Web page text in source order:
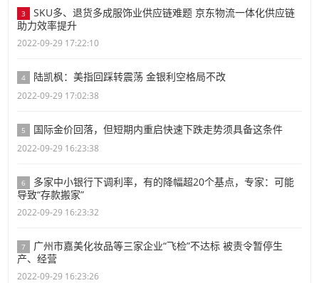
3
SKU多、退货多成服饰业供应链难题 京东物流一体化供应链
助力效率提升
2022-09-29 17:22:10
4 陆凯枫：美指回踩转震荡 金银利空格局不改
2022-09-29 17:02:38
5 国际金价回落，但短期内重启快速下跌走势须具备这条件
2022-09-29 16:23:38
6
多家中小银行下调利率，有的降幅超20个基点，专家：可能
导致“存款搬家”
2022-09-29 16:23:32
7
广州市嘉美化妆品等三家企业“飞检”不达标 被责令暂停生
产、经营
2022-09-29 16:23:26